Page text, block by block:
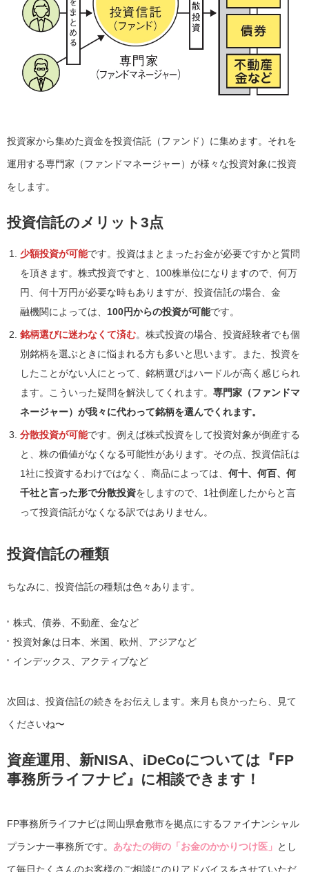
投資家から集めた資金を投資信託（ファンド）に集めます。それを
運用する専門家（ファンドマネージャー）が様々な投資対象に投資
をします。
投資信託のメリット3点
少額投資が可能です。投資はまとまったお金が必要ですかと質問
を頂きます。株式投資ですと、100株単位になりますので、何万
円、何十万円が必要な時もありますが、投資信託の場合、金
融機関によっては、 100円からの投資が可能です。
銘柄選びに迷わなくて済む。株式投資の場合、投資経験者でも個
別銘柄を選ぶときに悩まれる方も多いと思います。また、投資を
したことがない人にとって、銘柄選びはハードルが高く感じられ
ます。こういった疑問を解決してくれます。 専門家（ファンドマ
ネージャー）が我々に代わって銘柄を選んでくれます。
分散投資が可能です。例えば株式投資をして投資対象が倒産する
と、株の価値がなくなる可能性があります。その点、投資信託は
1社に投資するわけではなく、商品によっては、 何十、何百、何
千社と言った形で分散投資をしますので、1社倒産したからと言
って投資信託がなくなる訳ではありません。
投資信託の種類
ちなみに、投資信託の種類は色々あります。
株式、債券、不動産、金など
投資対象は日本、米国、欧州、アジアなど
インデックス、アクティブなど
次回は、投資信託の続きをお伝えします。来月も良かったら、見て
くださいね〜
資産運用、新NISA、iDeCoについては『FP
事務所ライフナビ』に相談できます！
FP事務所ライフナビは岡山県倉敷市を拠点にするファイナンシャル
プランナー事務所です。 あなたの街の「お金のかかりつけ医」 とし
て毎日たくさんのお客様のご相談にのりアドバイスをさせていただ